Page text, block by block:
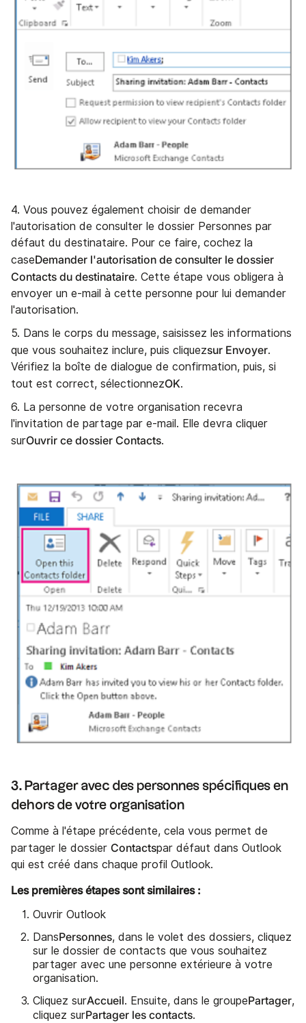
4. Vous pouvez également choisir de demander
l'autorisation de consulter le dossier Personnes par
défaut du destinataire. Pour ce faire, cochez la
caseDemander l'autorisation de consulter le dossier
Contacts du destinataire. Cette étape vous obligera à
envoyer un e-mail à cette personne pour lui demander
l'autorisation.
5. Dans le corps du message, saisissez les informations
que vous souhaitez inclure, puis cliquezsur Envoyer.
Vérifiez la boîte de dialogue de confirmation, puis, si
tout est correct, sélectionnezOK.
6. La personne de votre organisation recevra
l'invitation de partage par e-mail. Elle devra cliquer
surOuvrir ce dossier Contacts.
3. Partager avec des personnes spécifiques en
dehors de votre organisation
Comme à l'étape précédente, cela vous permet de
partager le dossier Contactspar défaut dans Outlook
qui est créé dans chaque profil Outlook.
Les premières étapes sont similaires :
Ouvrir Outlook
DansPersonnes, dans le volet des dossiers, cliquez
sur le dossier de contacts que vous souhaitez
partager avec une personne extérieure à votre
organisation.
Cliquez surAccueil. Ensuite, dans le groupePartager,
cliquez surPartager les contacts.